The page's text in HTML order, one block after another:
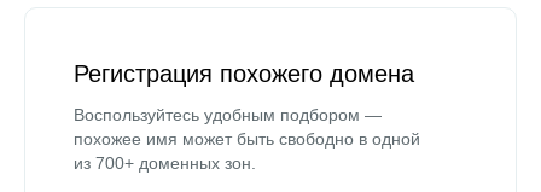
Регистрация похожего домена
Воспользуйтесь удобным подбором —
похожее имя может быть свободно в одной
из 700+ доменных зон.